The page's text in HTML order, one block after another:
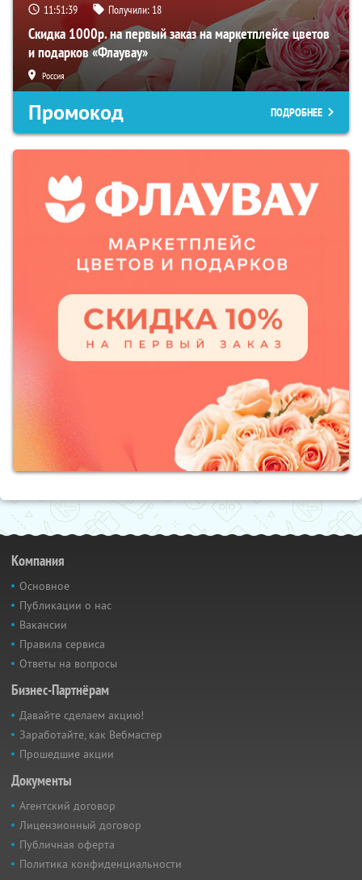
11:51:38 Получили: 18
Скидка 1000р. на первый заказ на маркетплейсе цветов
и подарков «Флаувау»
Россия
Промокод ПОДРОБНЕЕ
Компания
Основное
Публикации о нас
Вакансии
Правила сервиса
Ответы на вопросы
Бизнес-Партнёрам
Давайте сделаем акцию!
Заработайте, как Вебмастер
Прошедшие акции
Документы
Агентский договор
Лицензионный договор
Публичная оферта
Политика конфиденциальности